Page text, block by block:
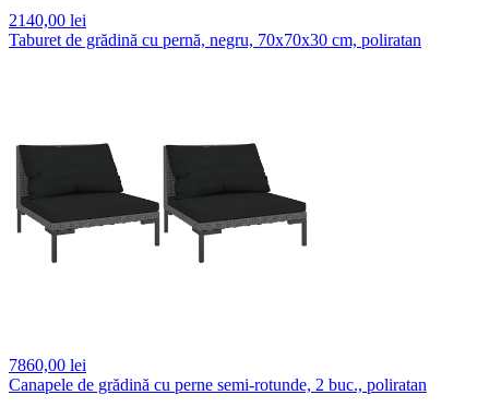
2140,00 lei
Taburet de grădină cu pernă, negru, 70x70x30 cm, poliratan
7860,00 lei
Canapele de grădină cu perne semi-rotunde, 2 buc., poliratan